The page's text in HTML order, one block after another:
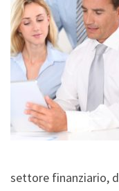
settore finanziario,